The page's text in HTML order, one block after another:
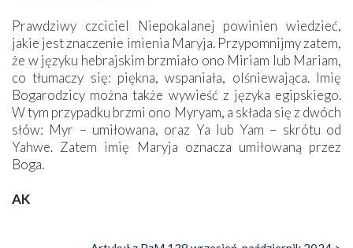
Prawdziwy czciciel Niepokalanej powinien wiedzieć,
jakie jest znaczenie imienia Maryja. Przypomnijmy zatem,
że w języku hebrajskim brzmiało ono Miriam lub Mariam,
co tłumaczy się: piękna, wspaniała, olśniewająca. Imię
Bogarodzicy można także wywieść z języka egipskiego.
W tym przypadku brzmi ono Myryam, a składa się z dwóch
słów: Myr – umiłowana, oraz Ya lub Yam – skrótu od
Yahwe. Zatem imię Maryja oznacza umiłowaną przez
Boga.
AK